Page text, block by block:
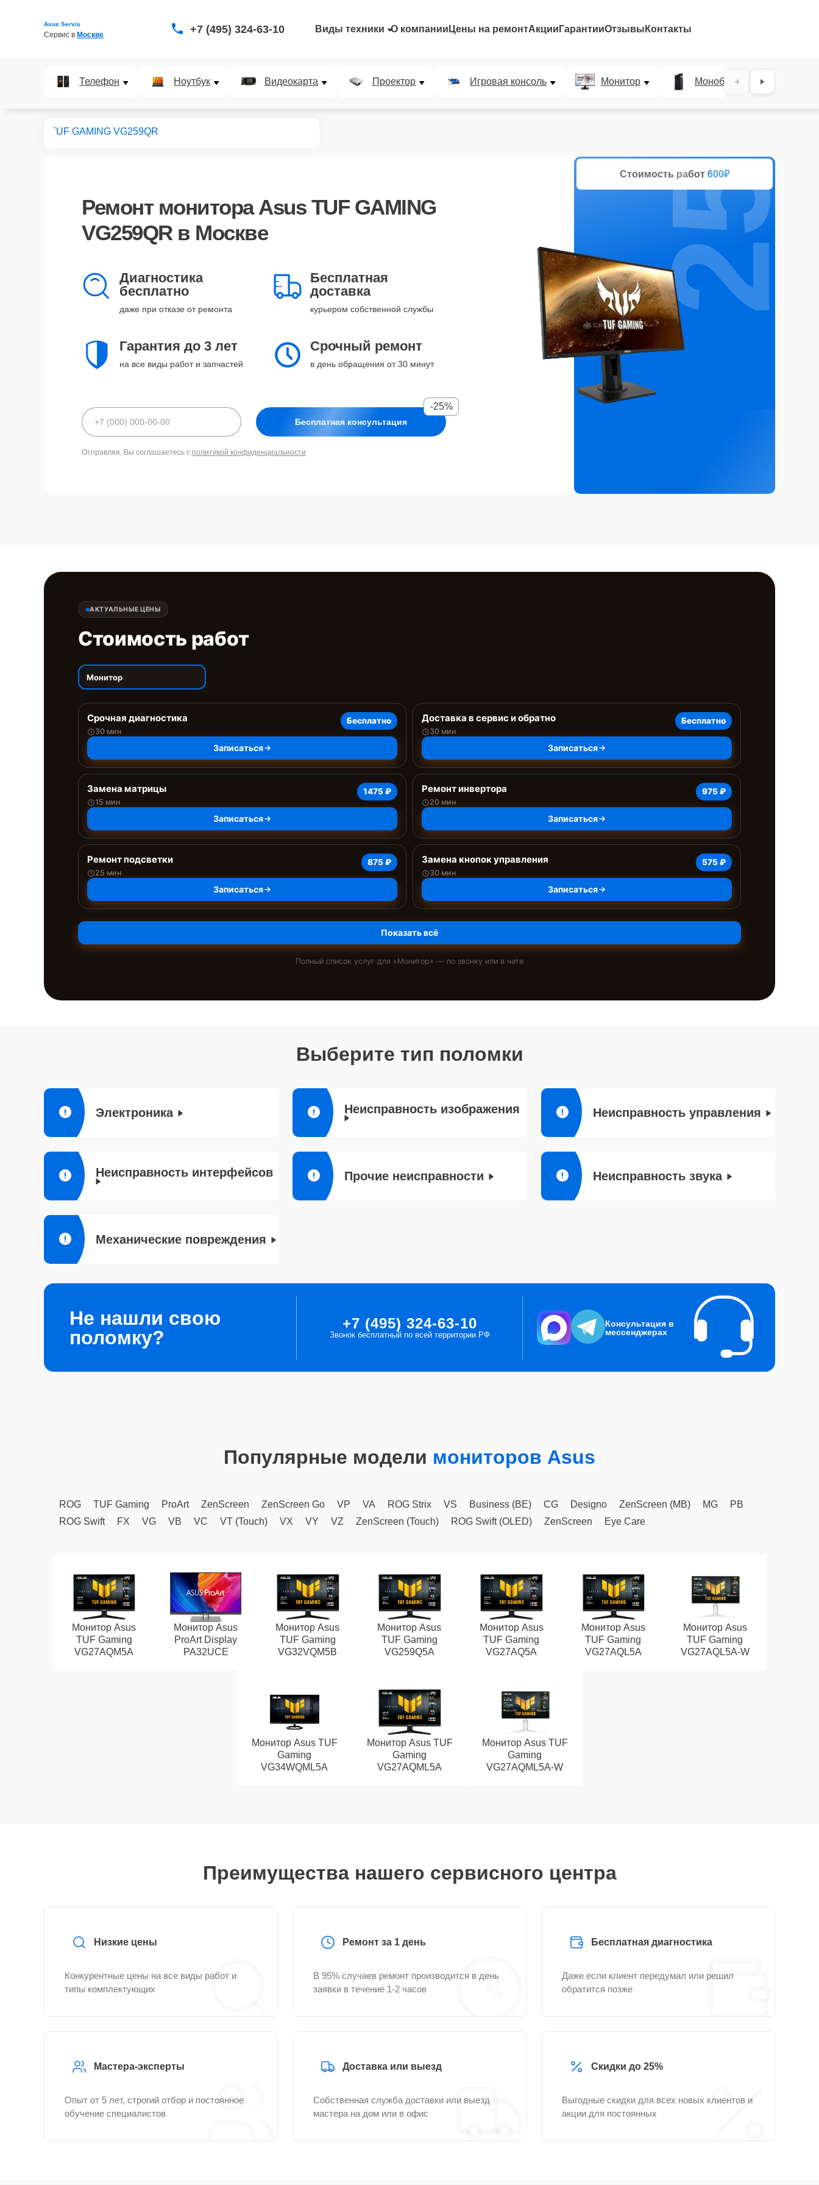
Asus Servis
Сервис в Москве +7 (495) 324-63-10 Виды техники О компании Цены на ремонтАкции ГарантииОтзывы Контакты
Телефон Ноутбук Видеокарта Проектор Игровая консоль Монитор Моноблок
TUF GAMING VG259QR
Ремонт монитора Asus TUF GAMING
VG259QRв Москве
Диагностика
бесплатно
даже при отказе от ремонта
Бесплатная
доставка
курьером собственной службы
Гарантия до 3 лет
на все виды работ и запчастей
Срочный ремонт
в день обращения от 30 минут
Бесплатная консультация
-25%
Отправляя, Вы соглашаетесь с политикой конфиденциальности
Стоимость работ 600₽
25%
АКТУАЛЬНЫЕ ЦЕНЫ
Стоимость работ
Монитор
Срочная диагностика
30 мин
Бесплатно
Записаться
Доставка в сервис и обратно
30 мин
Бесплатно
Записаться
Замена матрицы
15 мин
1475 ₽
Записаться
Ремонт инвертора
20 мин
975 ₽
Записаться
Ремонт подсветки
25 мин
875 ₽
Записаться
Замена кнопок управления
30 мин
575 ₽
Записаться
Показать всё
Полный список услуг для «Монитор» — по звонку или в чате
Выберите тип поломки
Электроника Неисправность изображения Неисправность управления
Неисправность интерфейсов Прочие неисправности Неисправность звука
Механические повреждения
Не нашли свою
поломку?
+7 (495) 324-63-10
Звонок бесплатный по всей территории РФ
Консультация в
мессенджерах
Популярные модели мониторов Asus
ROG TUF Gaming ProArt ZenScreen ZenScreen Go VP VA ROG Strix VS Business (BE) CG Designo ZenScreen (MB) MG
PB
ROG Swift
FX VG VB VC VT (Touch) VX VY VZ ZenScreen (Touch) ROG Swift (OLED) ZenScreen Eye Care
Монитор Asus
TUF Gaming
VG27AQM5A
Монитор Asus
ProArt Display
PA32UCE
Монитор Asus
TUF Gaming
VG32VQM5B
Монитор Asus
TUF Gaming
VG259Q5A
Монитор Asus
TUF Gaming
VG27AQ5A
Монитор Asus
TUF Gaming
VG27AQL5A
Монитор Asus
TUF Gaming
VG27AQL5A-W
Монитор Asus TUF
Gaming
VG34WQML5A
Монитор Asus TUF
Gaming
VG27AQML5A
Монитор Asus TUF
Gaming
VG27AQML5A-W
Преимущества нашего сервисного центра
Низкие цены
Конкурентные цены на все виды работ и
типы комплектующих
Ремонт за 1 день
В 95% случаев ремонт производится в день
заявки в течение 1-2 часов
Бесплатная диагностика
Даже если клиент передумал или решил
обратится позже
Мастера-эксперты
Опыт от 5 лет, строгий отбор и постоянное
обучение специалистов
Доставка или выезд
Собственная служба доставки или выезд
мастера на дом или в офис
Скидки до 25%
Выгодные скидки для всех новых клиентов и
акции для постоянных